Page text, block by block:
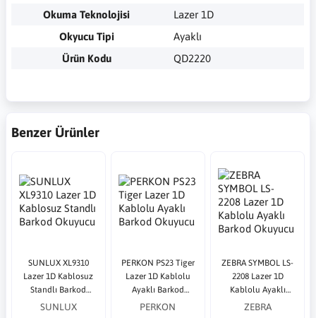
Okuma Teknolojisi
Lazer 1D
Okyucu Tipi
Ayaklı
Ürün Kodu
QD2220
Benzer Ürünler
SUNLUX XL9310
Lazer 1D Kablosuz
Standlı Barkod
Okuyucu
SUNLUX
PERKON PS23 Tiger
Lazer 1D Kablolu
Ayaklı Barkod
Okuyucu
PERKON
ZEBRA SYMBOL LS-
2208 Lazer 1D
Kablolu Ayaklı
Barkod Okuyucu
ZEBRA